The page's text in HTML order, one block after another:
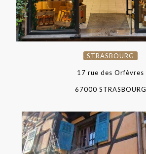
STRASBOURG
17 rue des Orfèvres
67000 STRASBOURG